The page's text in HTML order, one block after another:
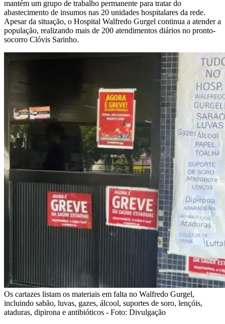
mantém um grupo de trabalho permanente para tratar do
abastecimento de insumos nas 20 unidades hospitalares da rede.
Apesar da situação, o Hospital Walfredo Gurgel continua a atender a
população, realizando mais de 200 atendimentos diários no pronto-
socorro Clóvis Sarinho.
Os cartazes listam os materiais em falta no Walfredo Gurgel,
incluindo sabão, luvas, gazes, álcool, suportes de soro, lençóis,
ataduras, dipirona e antibióticos - Foto: Divulgação